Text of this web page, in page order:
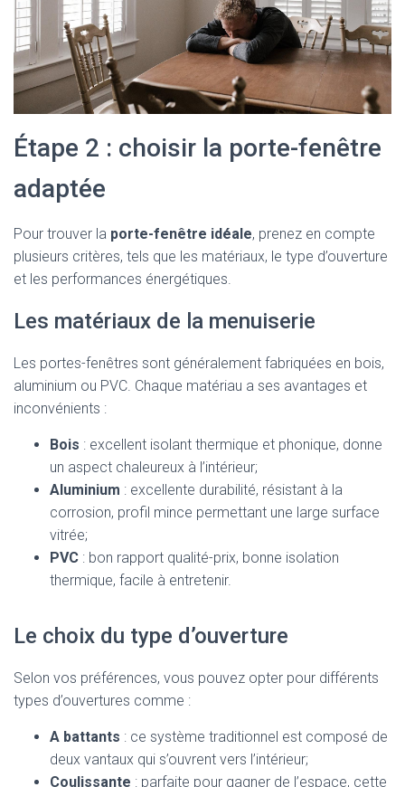
Étape 2 : choisir la porte-fenêtre
adaptée
Pour trouver la porte-fenêtre idéale, prenez en compte
plusieurs critères, tels que les matériaux, le type d’ouverture
et les performances énergétiques.
Les matériaux de la menuiserie
Les portes-fenêtres sont généralement fabriquées en bois,
aluminium ou PVC. Chaque matériau a ses avantages et
inconvénients :
Bois : excellent isolant thermique et phonique, donne
un aspect chaleureux à l’intérieur;
Aluminium : excellente durabilité, résistant à la
corrosion, profil mince permettant une large surface
vitrée;
PVC : bon rapport qualité-prix, bonne isolation
thermique, facile à entretenir.
Le choix du type d’ouverture
Selon vos préférences, vous pouvez opter pour différents
types d’ouvertures comme :
A battants : ce système traditionnel est composé de
deux vantaux qui s’ouvrent vers l’intérieur;
Coulissante : parfaite pour gagner de l’espace, cette